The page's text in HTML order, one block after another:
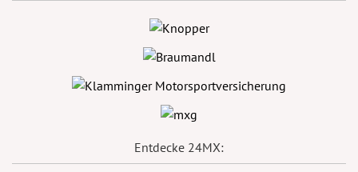
Entdecke 24MX: